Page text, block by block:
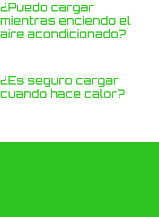
¿Puedo cargar
mientras enciendo el
aire acondicionado?
¿Es seguro cargar
cuando hace calor?